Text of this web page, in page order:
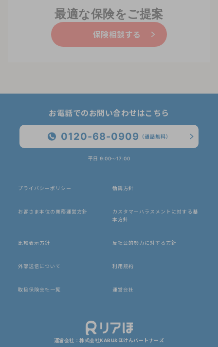
最適な保険をご提案
保険相談する
お電話でのお問い合わせはこちら
0120-68-0909 （通話無料）
平日 9:00〜17:00
プライバシーポリシー 勧誘方針
お客さま本位の業務運営方針
カスタマーハラスメントに対する基
本方針
比較表示方針 反社会的勢力に対する方針
外部送信について 利用規約
取扱保険会社一覧 運営会社
運営会社：株式会社KABU&ほけんパートナーズ